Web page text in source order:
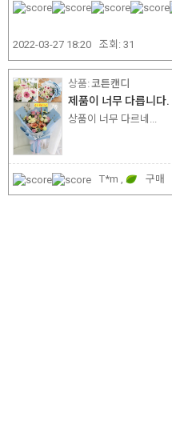
2022-03-27 18:20 조회: 31
코튼캔디
제품이 너무 다릅니다.
상품이 너무 다르네...
T*m , 구매